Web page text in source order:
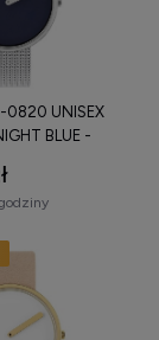
co
zwrócić uwagę
0820 UNISEX
BLUE -